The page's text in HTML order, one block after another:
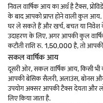
निवल वार्षिक आय का अर्थ है टैक्स,
के बाद आपको प्राप्त होने वाली कुल आय.
घर ले सकते हैं और खर्च, बचत या
उदाहरण के लिए, अगर आपकी कुल
कटौती राशि रु. 1,50,000 है, तो
सकल वार्षिक आय
दूसरी ओर, सकल वार्षिक आय, किसी
आपकी बेसिक सैलरी, अलाउंस, बोनस
उपयोग अक्सर आपकी टैक्स देयता और लोन
लिए किया जाता है.